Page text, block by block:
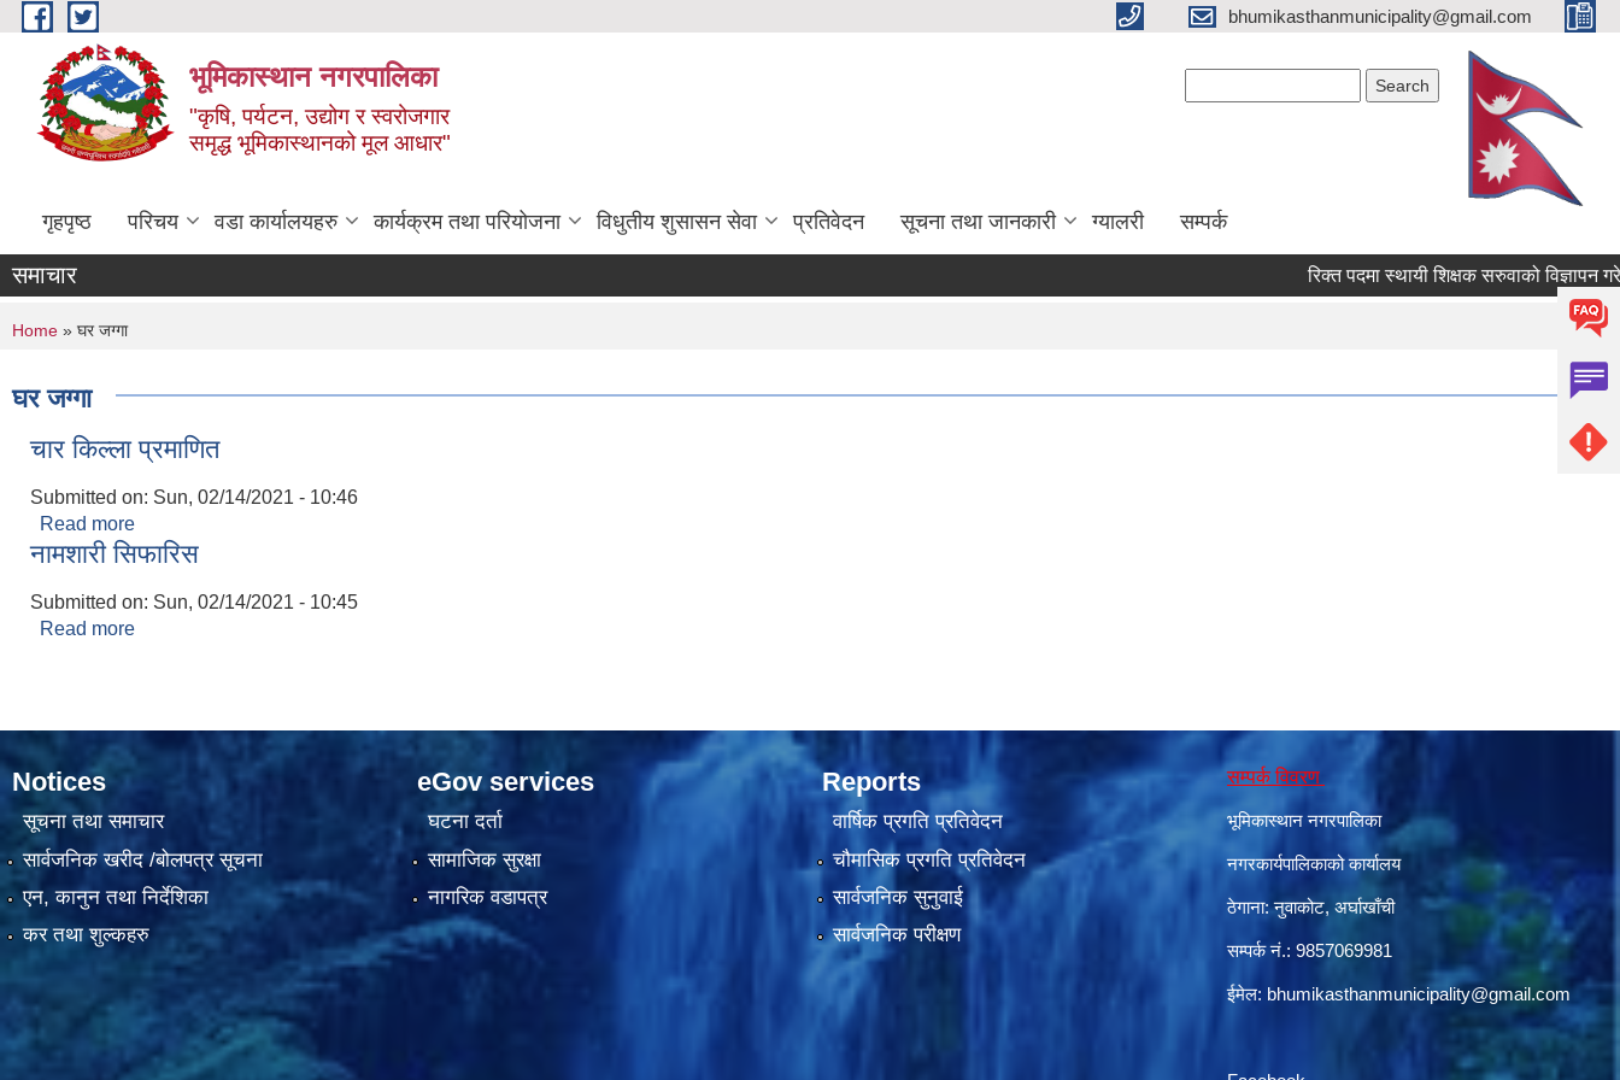
Skip to main content bhumikasthanmunicipality@gmail.com
भूमिकास्थान नगरपालिका
"कृषि, पर्यटन, उद्योग र स्वरोजगार
समृद्ध भूमिकास्थानको मूल आधार"
गृहपृष्ठ परिचय वडा कार्यालयहरु कार्यक्रम तथा परियोजना विधुतीय शुसासन सेवा प्रतिवेदन सूचना तथा जानकारी ग्यालरी सम्पर्क
समाचार रिक्त पदमा स्थायी शिक्षक सरुवाको विज्ञापन
You are here
Home » घर जग्गा
घर जग्गा
चार किल्ला प्रमाणित
Submitted on: Sun, 02/14/2021 - 10:46
Read more
नामशारी सिफारिस
Submitted on: Sun, 02/14/2021 - 10:45
Read more
Notices
सूचना तथा समाचार
सार्वजनिक खरीद /बोलपत्र सूचना
एन, कानुन तथा निर्देशिका
कर तथा शुल्कहरु
eGov services
घटना दर्ता
सामाजिक सुरक्षा
नागरिक वडापत्र
Reports
वार्षिक प्रगति प्रतिवेदन
चौमासिक प्रगति प्रतिवेदन
सार्वजनिक सुनुवाई
सार्वजनिक परीक्षण
सम्पर्क विवरण
भूमिकास्थान नगरपालिका
नगरकार्यपालिकाको कार्यालय
ठेगाना: नुवाकोट, अर्घाखाँची
सम्पर्क नं.: 9857069981
ईमेल: bhumikasthanmunicipality@gmail.com